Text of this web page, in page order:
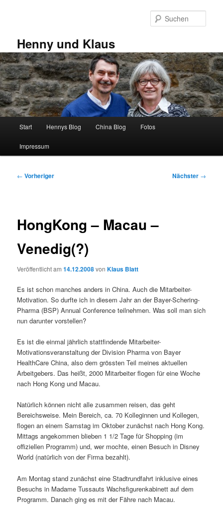
Henny und Klaus
Start Hennys Blog China Blog Fotos
Impressum
Beitragsnavigation
← Vorheriger Nächster →
HongKong – Macau –
Venedig(?)
Veröffentlicht am14.12.2008vonKlaus Blatt
Es ist schon manches anders in China. Auch die Mitarbeiter-
Motivation. So durfte ich in diesem Jahr an der Bayer-Schering-
Pharma (BSP) Annual Conference teilnehmen. Was soll man sich
nun darunter vorstellen?
Es ist die einmal jährlich stattfindende Mitarbeiter-
Motivationsveranstaltung der Division Pharma von Bayer
HealthCare China, also dem grössten Teil meines aktuellen
Arbeitgebers. Das heißt, 2000 Mitarbeiter flogen für eine Woche
nach Hong Kong und Macau.
Natürlich können nicht alle zusammen reisen, das geht
Bereichsweise. Mein Bereich, ca. 70 Kolleginnen und Kollegen,
flogen an einem Samstag im Oktober zunächst nach Hong Kong.
Mittags angekommen blieben 1 1/2 Tage für Shopping (im
offiziellen Programm) und, wer mochte, einen Besuch in Disney
World (natürlich von der Firma bezahlt).
Am Montag stand zunächst eine Stadtrundfahrt inklusive eines
Besuchs in Madame Tussauts Wachsfigurenkabinett auf dem
Programm. Danach ging es mit der Fähre nach Macau.